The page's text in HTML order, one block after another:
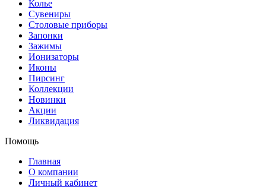
Колье
Сувениры
Столовые приборы
Запонки
Зажимы
Ионизаторы
Иконы
Пирсинг
Коллекции
Новинки
Акции
Ликвидация
Помощь
Главная
О компании
Личный кабинет